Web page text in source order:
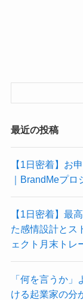
最近の投稿
【1日密着】お
｜BrandMeプ
【1日密着】最
た感情設計とス
ェクト月末トレ
「何を言うか
ける起業家の分